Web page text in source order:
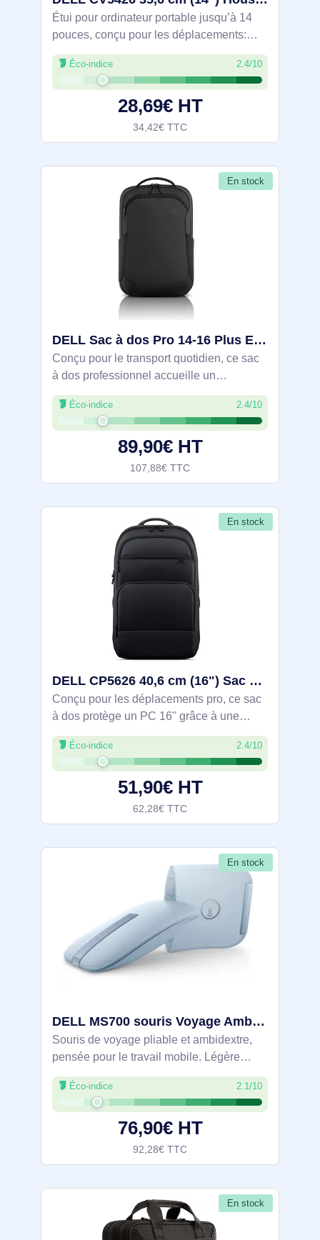
Étui pour ordinateur portable jusqu’à 14
pouces, conçu pour les déplacements:
protection 360° en mousse XPE/PE avec
doublure Nylex antirayures, extérieur
sergé 400D et fermetures éclair étanches.
Éco-indice 2.4/10
28,69€ HT
34,42€ TTC
En stock
DELL Sac à dos Pro 14-16 Plus EcoLoop - CP5723 - DELL-CP5723
Conçu pour le transport quotidien, ce sac
à dos professionnel accueille un
ordinateur jusqu’à 15,6 pouces et une
tablette. Tissu 840D imperméable en
matériaux 100 % recyclés, compartiment
Éco-indice 2.4/10
89,90€ HT
107,88€ TTC
En stock
DELL CP5626 40,6 cm (16") Sac à dos Noir - DELL-CP5626
Conçu pour les déplacements pro, ce sac
à dos protège un PC 16" grâce à une
protection antichoc 360° (mousse XPE,
doublure Nylex) et des fermetures
étanches au niveau du compartiment.
Éco-indice 2.4/10
51,90€ HT
62,28€ TTC
En stock
DELL MS700 souris Voyage Ambidextre Bluetooth Optique 4000 DPI - MS700-BL-R-EU
Souris de voyage pliable et ambidextre,
pensée pour le travail mobile. Légère
(56,9 g), elle se déplie par rotation et se
range à plat. Connexion Bluetooth 5.0,
appairage de trois appareils avec
Éco-indice 2.1/10
76,90€ HT
92,28€ TTC
En stock